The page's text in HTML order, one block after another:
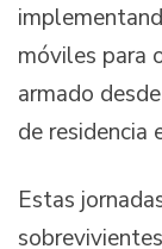
móviles para
armado
de residencia
Estas